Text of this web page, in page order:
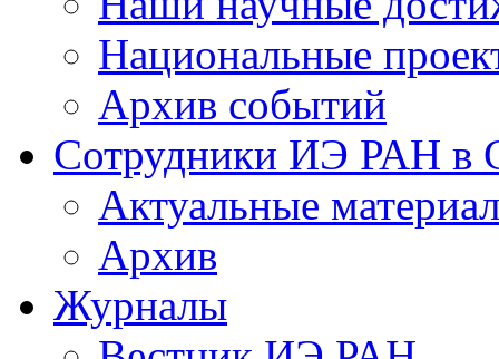
Национальные
Архив событий
Сотрудники ИЭ РАН
Актуальные
Архив
Журналы